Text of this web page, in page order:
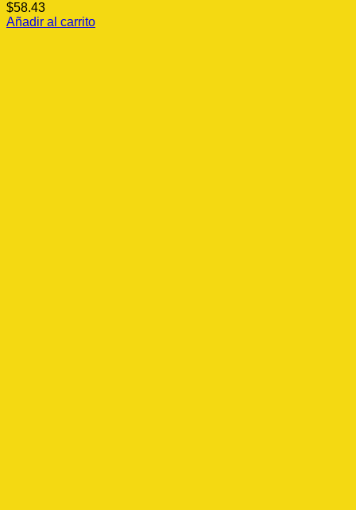
$58.43
Añadir al carrito